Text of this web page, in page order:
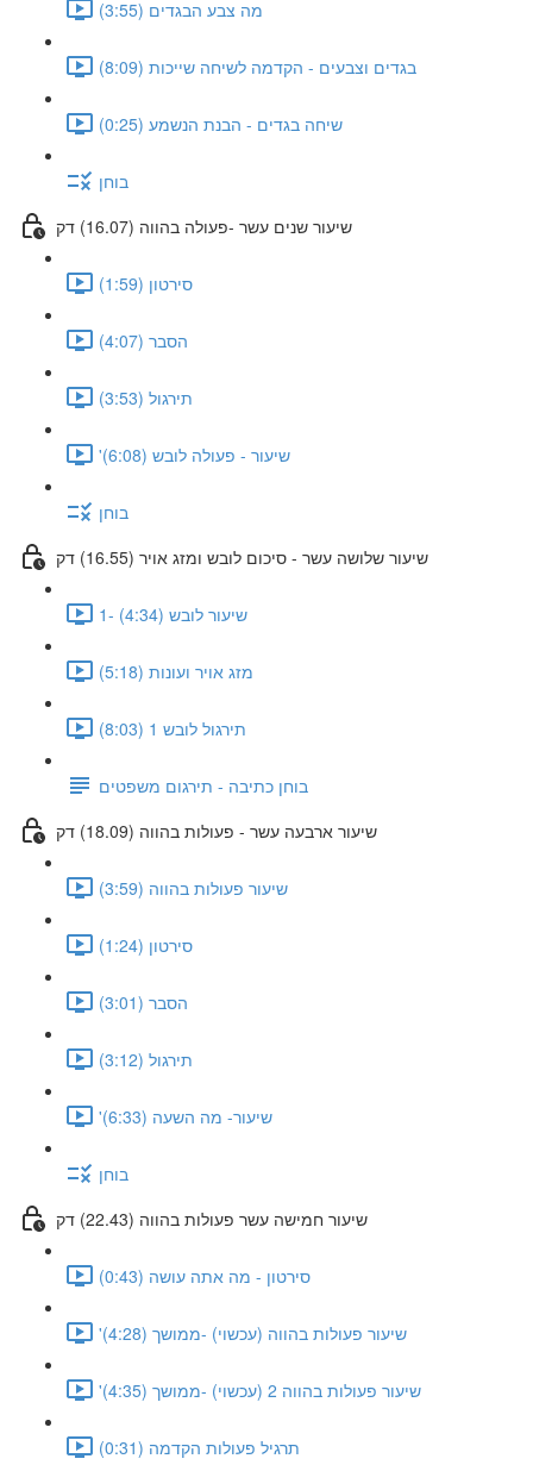
מה צבע הבגדים (3:55)
בגדים וצבעים - הקדמה לשיחה שייכות (8:09)
שיחה בגדים - הבנת הנשמע (0:25)
בוחן
שיעור שנים עשר -פעולה בהווה (16.07) דק
סירטון (1:59)
הסבר (4:07)
תירגול (3:53)
'שיעור - פעולה לובש (6:08)
בוחן
שיעור שלושה עשר - סיכום לובש ומזג אויר (16.55) דק
1- שיעור לובש (4:34)
מזג אויר ועונות (5:18)
תירגול לובש 1 (8:03)
בוחן כתיבה - תירגום משפטים
שיעור ארבעה עשר - פעולות בהווה (18.09) דק
שיעור פעולות בהווה (3:59)
סירטון (1:24)
הסבר (3:01)
תירגול (3:12)
'שיעור- מה השעה (6:33)
בוחן
שיעור חמישה עשר פעולות בהווה (22.43) דק
סירטון - מה אתה עושה (0:43)
'שיעור פעולות בהווה (עכשוי) -ממושך (4:28)
'שיעור פעולות בהווה 2 (עכשוי) -ממושך (4:35)
תרגיל פעולות הקדמה (0:31)